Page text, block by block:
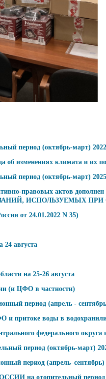
период (октябрь-март)
об изменениях климата и их
период (октябрь-март)
правовых актов
ИСПОЛЬЗУЕМЫХ
от 24.01.2022 N 35)
августа
на 25-26 августа
(и ЦФО в частности)
период (апрель -
и притоке воды в
федерального
период (октябрь-март)
период (апрель–сентябрь)
отопительный период